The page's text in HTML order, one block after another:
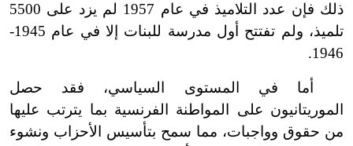
ذلك فإن عدد التلاميذ في عام 1957 لم يزد على 5500
تلميذ، ولم تفتتح أول مدرسة للبنات إلا في عام 1945-
1946.
أما في المستوى السياسي، فقد حصل
الموريتانيون على المواطنة الفرنسية بما يترتب عليها
من حقوق وواجبات، مما سمح بتأسيس الأحزاب ونشوء